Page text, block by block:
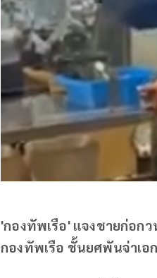
'กองทัพเรือ' แจงชายก่อก
กองทัพเรือ ชั้นยศพันจ่าเอ